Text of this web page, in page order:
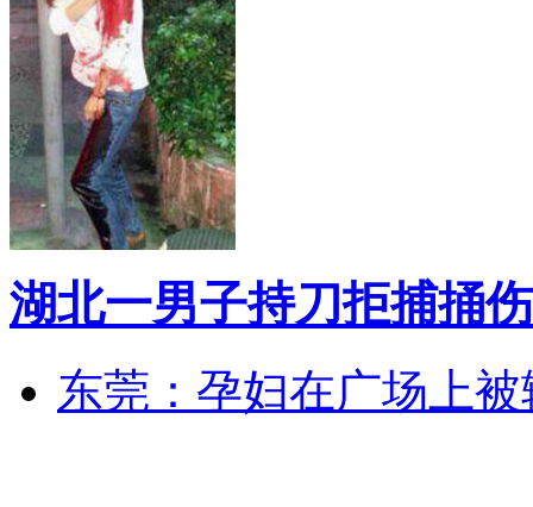
湖北一男子持刀拒捕捅
东莞：孕妇在广场上